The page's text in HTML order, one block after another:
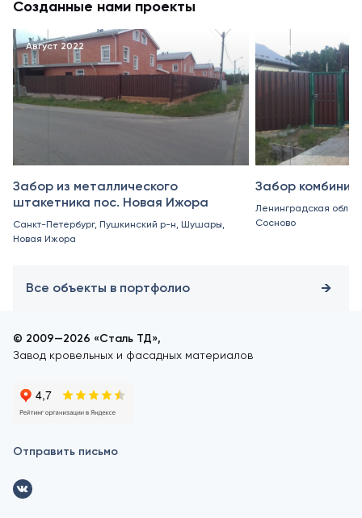
Созданные нами проекты
Август 2022
Забор из металлического
штакетника пос. Новая Ижора
Санкт-Петербург, Пушкинский р-н, Шушары,
Новая Ижора
Июнь 2022
Забор
Ленинградская
Сосново
Все объекты в портфолио
© 2009—2026 «Сталь ТД»,
Завод кровельных и фасадных материалов
Отправить письмо